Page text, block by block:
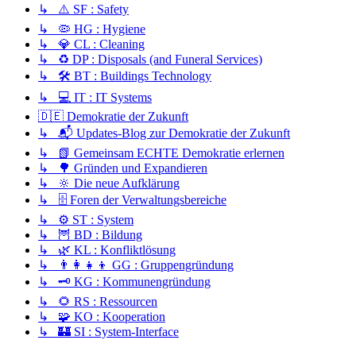
↳ ⚠️ SF : Safety
↳ 🦠 HG : Hygiene
↳ 💎 CL : Cleaning
↳ ♻️ DP : Disposals (and Funeral Services)
↳ 🛠️ BT : Buildings Technology
↳ 💻 IT : IT Systems
🇩🇪 Demokratie der Zukunft
↳ 📬 Updates-Blog zur Demokratie der Zukunft
↳ 📗 Gemeinsam ECHTE Demokratie erlernen
↳ 🌳 Gründen und Expandieren
↳ 🔆 Die neue Aufklärung
↳ 🗄️ Foren der Verwaltungsbereiche
↳ ⚙️ ST : System
↳ 🦉 BD : Bildung
↳ 🌿 KL : Konfliktlösung
↳ 👨‍👩‍👧‍👦 GG : Gruppengründung
↳ 🗝️ KG : Kommunengründung
↳ 🌻 RS : Ressourcen
↳ 🧩 KO : Kooperation
↳ 🏰 SI : System-Interface